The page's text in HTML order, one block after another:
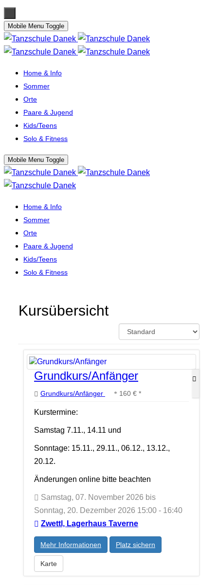
Mobile Menu Toggle
Home & Info
Sommer
Orte
Paare & Jugend
Kids/Teens
Solo & Fitness
Mobile Menu Toggle
Home & Info
Sommer
Orte
Paare & Jugend
Kids/Teens
Solo & Fitness
Kursübersicht
Grundkurs/Anfänger
Grundkurs/Anfänger 160 € *
Kurstermine:
Samstag 7.11., 14.11 und
Sonntage: 15.11., 29.11., 06.12., 13.12.,
20.12.
Änderungen online bitte beachten
Samstag, 07. November 2026 bis
Sonntag, 20. Dezember 2026 15:00 - 16:40
Zwettl, Lagerhaus Taverne
Mehr Informationen Platz sichern
Karte